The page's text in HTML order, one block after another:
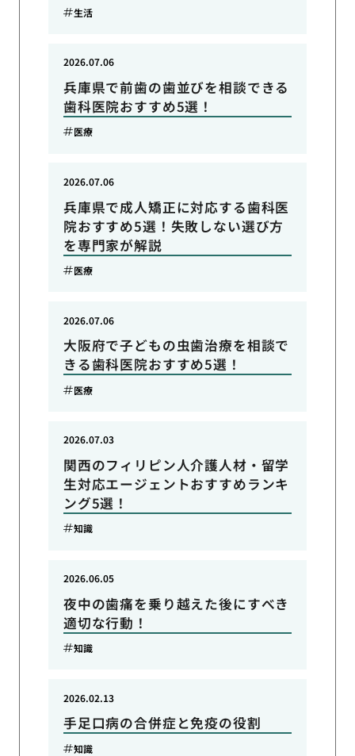
生活
兵庫県で前歯の歯並びを相談できる
歯科医院おすすめ5選！
2026.07.06
医療
兵庫県で成人矯正に対応する歯科医
院おすすめ5選！失敗しない選び方
を専門家が解説
2026.07.06
医療
大阪府で子どもの虫歯治療を相談で
きる歯科医院おすすめ5選！
2026.07.06
医療
関西のフィリピン人介護人材・留学
生対応エージェントおすすめランキ
ング5選！
2026.07.03
知識
夜中の歯痛を乗り越えた後にすべき
適切な行動！
2026.06.05
知識
手足口病の合併症と免疫の役割
2026.02.13
知識